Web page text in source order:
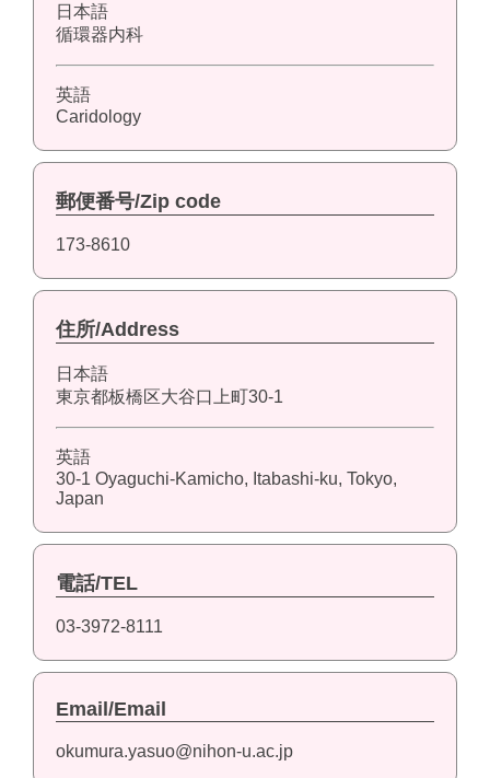
日本語
循環器内科
英語
Caridology
郵便番号/Zip code
173-8610
住所/Address
日本語
東京都板橋区大谷口上町30-1
英語
30-1 Oyaguchi-Kamicho, Itabashi-ku, Tokyo,
Japan
電話/TEL
03-3972-8111
Email/Email
okumura.yasuo@nihon-u.ac.jp